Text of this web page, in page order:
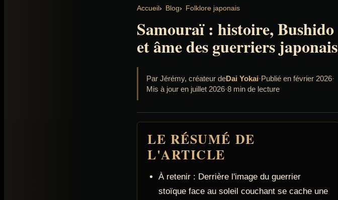
Accueil Blog Folklore japonais
Samouraï : histoire, Bushido
et âme des guerriers japonais
Par Jérémy, créateur deDai Yokai·Publié en février 2026·
Mis à jour en juillet 2026·8 min de lecture
LE RÉSUMÉ DE
L'ARTICLE
À retenir : Derrière l'image du guerrier
stoïque face au soleil couchant se cache une